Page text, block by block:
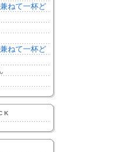
ねて一杯ど
ねて一杯ど